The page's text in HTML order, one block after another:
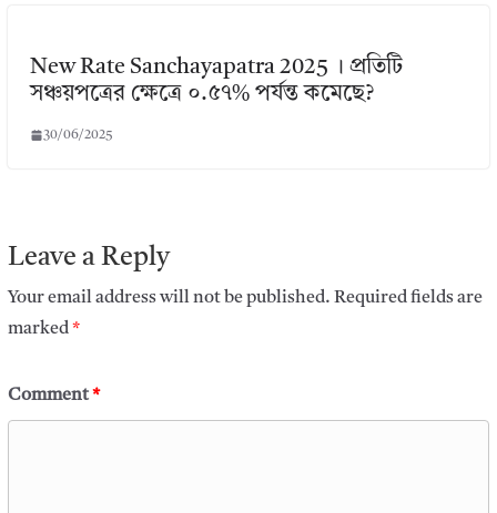
New Rate Sanchayapatra 2025 । প্রতিটি
সঞ্চয়পত্রের ক্ষেত্রে ০.৫৭% পর্যন্ত কমেছে?
30/06/2025
Leave a Reply
Your email address will not be published. Required fields are
marked*
Comment*